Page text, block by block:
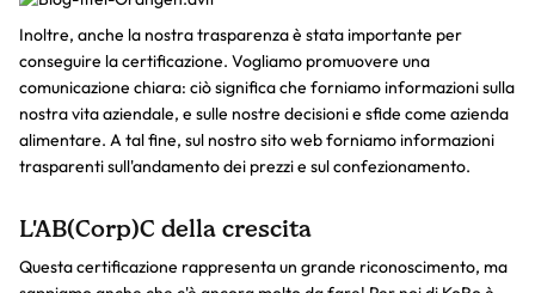
Inoltre, anche la nostra trasparenza è stata importante per
conseguire la certificazione. Vogliamo promuovere una
comunicazione chiara: ciò significa che forniamo informazioni sulla
nostra vita aziendale, e sulle nostre decisioni e sfide come azienda
alimentare. A tal fine, sul nostro sito web forniamo informazioni
trasparenti sull'andamento dei prezzi e sul confezionamento.
L'AB(Corp)C della crescita
Questa certificazione rappresenta un grande riconoscimento, ma